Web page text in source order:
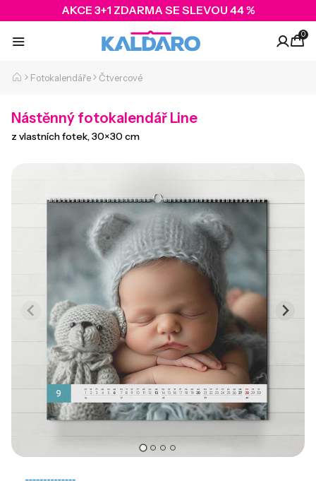
AKCE 3+1 ZDARMA SE SLEVOU 44 %
0
Fotokalendáře Čtvercové
Nástěnný fotokalendář Line
z vlastních fotek, 30×30 cm